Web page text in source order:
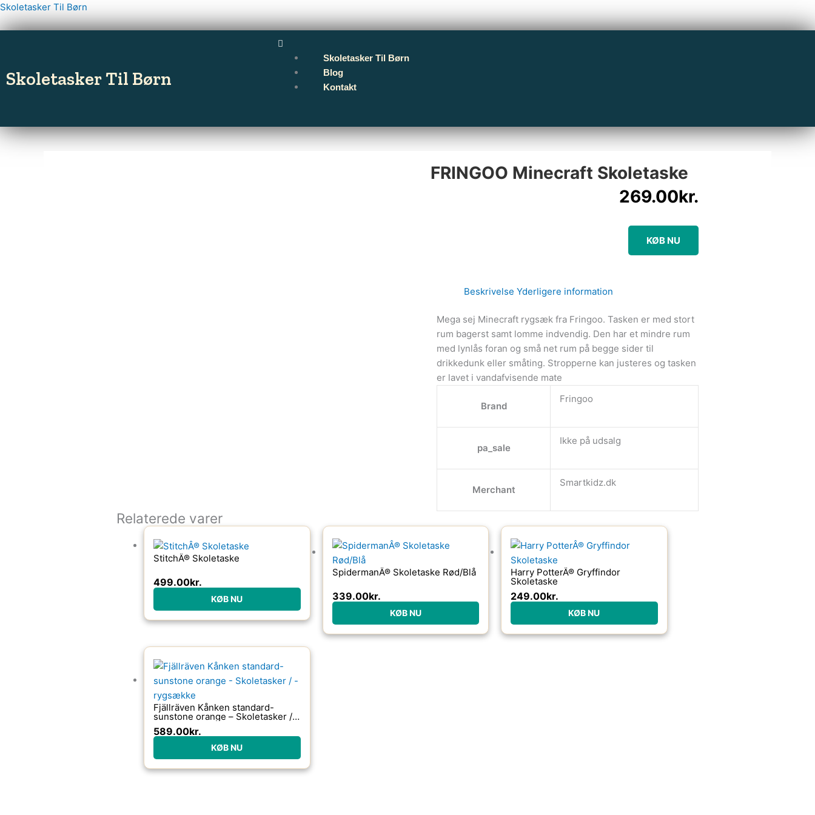
Gå
til
Skoletasker Til Børn
Skoletasker Til Børn
Menu
Skoletasker Til Børn
Blog
Kontakt
FRINGOO Minecraft Skoletaske
269.00kr.
KØB NU
Beskrivelse Yderligere information
Mega sej Minecraft rygsæk fra Fringoo. Tasken er med stort
rum bagerst samt lomme indvendig. Den har et mindre rum
med lynlås foran og små net rum på begge sider til
drikkedunk eller småting. Stropperne kan justeres og tasken
er lavet i vandafvisende mate
Brand
Fringoo
pa_sale
Ikke på udsalg
Merchant
Smartkidz.dk
Relaterede varer
StitchÂ® Skoletaske
499.00kr.
KØB NU
SpidermanÂ® Skoletaske Rød/Blå
339.00kr.
KØB NU
Harry PotterÂ® Gryffindor
Skoletaske
249.00kr.
KØB NU
Fjällräven Kånken standard-
sunstone orange – Skoletasker / -
rygsække
589.00kr.
KØB NU